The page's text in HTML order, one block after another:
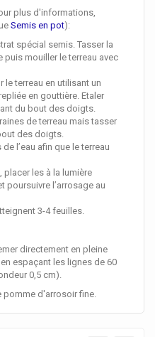
plus d'informations,
Semis en pot):
spécial semis. Tasser la
puis mouiller le terreau avec
le terreau en utilisant un
en gouttière. Etaler
du bout des doigts.
de terreau mais tasser
des doigts.
l’eau afin que le terreau
placer les à la lumière
poursuivre l’arrosage au
3-4 feuilles.
directement en pleine
en espaçant les lignes de 60
0,5 cm).
pomme d'arrosoir fine.